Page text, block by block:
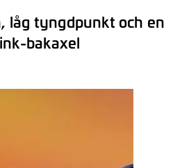
låg tyngdpunkt och en
bakaxel